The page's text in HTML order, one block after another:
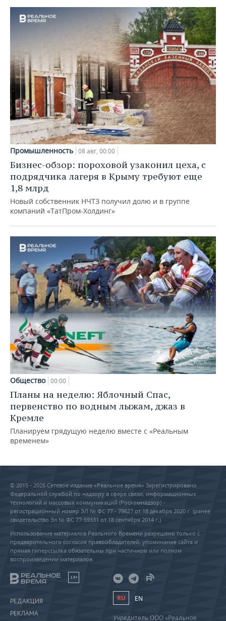
Промышленность 08 авг, 00:00
Бизнес-обзор: пороховой узаконил цеха, с
подрядчика лагеря в Крыму требуют еще
1,8 млрд
Новый собственник НЧТЗ получил долю и в группе
компаний «ТатПром-Холдинг»
Общество 00:00
Планы на неделю: Яблочный Спас,
первенство по водным лыжам, джаз в
Кремле
Планируем грядущую неделю вместе с «Реальным
временем»
© 2015 - 2026 Сетевое издание «Реальное время» Зарегистрировано
Федеральной службой по надзору в сфере связи, информационных
технологий и массовых коммуникаций (Роскомнадзор) –
регистрационный номер ЭЛ № ФС 77 - 79627 от 18 декабря 2020 г. (ранее
свидетельство Эл № ФС 77-59331 от 18 сентября 2014 г.)
Использование материалов Реального Времени разрешено только с
предварительного согласия правообладателей, упоминание сайта и
прямая гиперссылка обязательны при частичном или полном
воспроизведении материалов.
18+
РЕДАКЦИЯ
РЕКЛАМА
RU EN
Учредитель ООО «Реальное